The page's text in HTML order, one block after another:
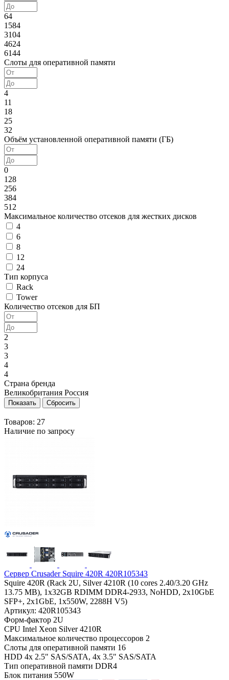
64
1584
3104
4624
6144
Слоты для оперативной памяти
4
11
18
25
32
Объём установленной оперативной памяти (ГБ)
0
128
256
384
512
Максимальное количество отсеков для жестких дисков
4
6
8
12
24
Тип корпуса
Rack
Tower
Количество отсеков для БП
2
3
3
4
4
Страна бренда
Великобритания Россия
Товаров: 27
Наличие по запросу
Сервер Crusader Squire 420R 420R105343
Squire 420R (Rack 2U, Silver 4210R (10 cores 2.40/3.20 GHz
13.75 MB), 1x32GB RDIMM DDR4-2933, NoHDD, 2x10GbE
SFP+, 2x1GbE, 1x550W, 2288H V5)
Артикул: 420R105343
Форм-фактор 2U
CPU Intel Xeon Silver 4210R
Максимальное количество процессоров 2
Слоты для оперативной памяти 16
HDD 4x 2.5" SAS/SATA, 4x 3.5" SAS/SATA
Тип оперативной памяти DDR4
Блок питания 550W